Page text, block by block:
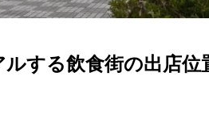
する飲食街の出店